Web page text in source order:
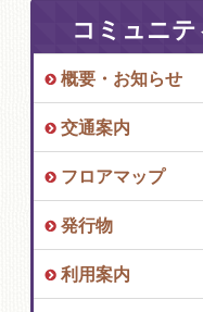
コミュニ
概要・お知らせ
交通案内
フロアマップ
発行物
利用案内